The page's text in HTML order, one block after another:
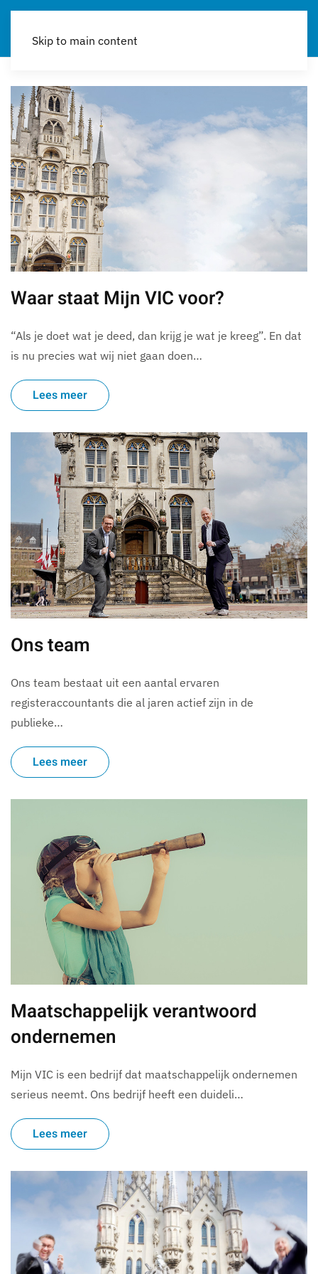
Skip to main content
Waar staat Mijn VIC voor?
“Als je doet wat je deed, dan krijg je wat je kreeg”. En dat
is nu precies wat wij niet gaan doen…
Lees meer
Ons team
Ons team bestaat uit een aantal ervaren
registeraccountants die al jaren actief zijn in de
publieke…
Lees meer
Maatschappelijk verantwoord
ondernemen
Mijn VIC is een bedrijf dat maatschappelijk ondernemen
serieus neemt. Ons bedrijf heeft een duideli…
Lees meer